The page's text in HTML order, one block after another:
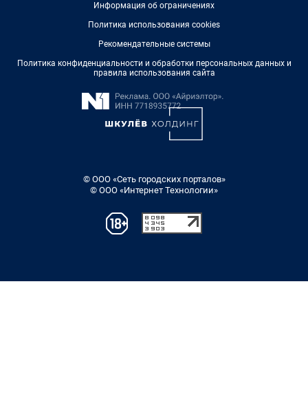
Информация об ограничениях
Политика использования cookies
Рекомендательные системы
Политика конфиденциальности и обработки персональных данных и
правила использования сайта
© ООО «Сеть городских порталов»
© ООО «Интернет Технологии»